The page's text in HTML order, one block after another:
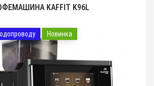
KAFFIT K96L
Новинка